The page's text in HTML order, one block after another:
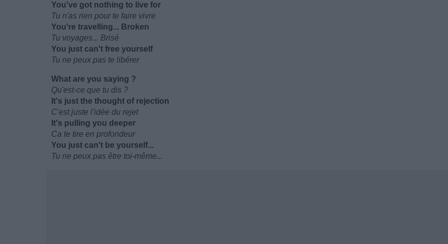
You've got nothing to live for
Tu n'as rien pour te faire vivre
You're travelling... Broken
Tu voyages... Brisé
You just can't free yourself
Tu ne peux pas te libérer
What are you saying ?
Qu'est-ce que tu dis ?
It's just the thought of rejection
C'est juste l'idée du rejet
It's pulling you deeper
Ca te tire en profondeur
You just can't be yourself...
Tu ne peux pas être toi-même...